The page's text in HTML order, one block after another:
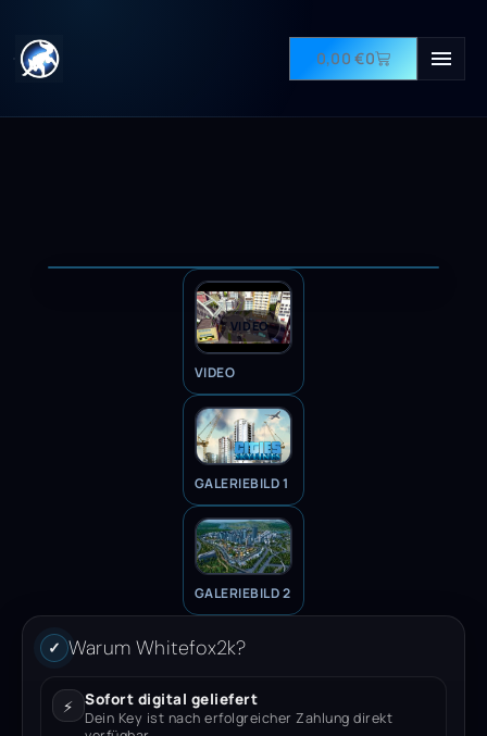
0,00€0
VIDEO
VIDEO
GALERIEBILD 1
GALERIEBILD 2
✓ Warum Whitefox2k?
⚡ Sofort digital geliefert
Dein Key ist nach erfolgreicher Zahlung direkt